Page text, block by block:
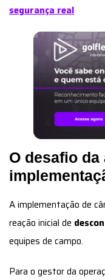
segurança real
O desafio da
A implementação de
reação inicial de
equipes de campo.
Para o gestor da